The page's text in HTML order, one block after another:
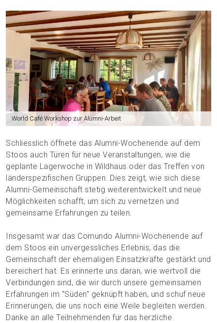
World Café Workshop zur Alumni-Arbeit
Schliesslich öffnete das Alumni-Wochenende auf dem
Stoos auch Türen für neue Veranstaltungen, wie die
geplante Lagerwoche in Wildhaus oder das Treffen von
länderspezifischen Gruppen. Dies zeigt, wie sich diese
Alumni-Gemeinschaft stetig weiterentwickelt und neue
Möglichkeiten schafft, um sich zu vernetzen und
gemeinsame Erfahrungen zu teilen.
Insgesamt war das Comundo Alumni-Wochenende auf
dem Stoos ein unvergessliches Erlebnis, das die
Gemeinschaft der ehemaligen Einsatzkräfte gestärkt und
bereichert hat. Es erinnerte uns daran, wie wertvoll die
Verbindungen sind, die wir durch unsere gemeinsamen
Erfahrungen im "Süden" geknüpft haben, und schuf neue
Erinnerungen, die uns noch eine Weile begleiten werden.
Danke an alle Teilnehmenden für das herzliche